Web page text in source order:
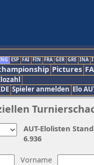
ESP FAI FIN FRA GER GRE INA
Pictures
Spieler anmelden Elo
Vorname
AUT-Elolisten
6.936